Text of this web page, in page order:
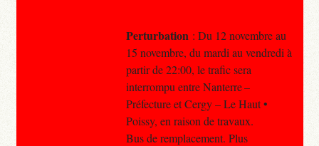
Perturbation : Du 12 novembre au
15 novembre, du mardi au vendredi à
partir de 22:00, le trafic sera
interrompu entre Nanterre –
Préfecture et Cergy – Le Haut •
Poissy, en raison de travaux.
Bus de remplacement. Plus